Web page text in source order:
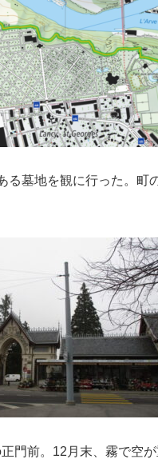
る墓地を観に行った。町
門前。12月末、霧で空